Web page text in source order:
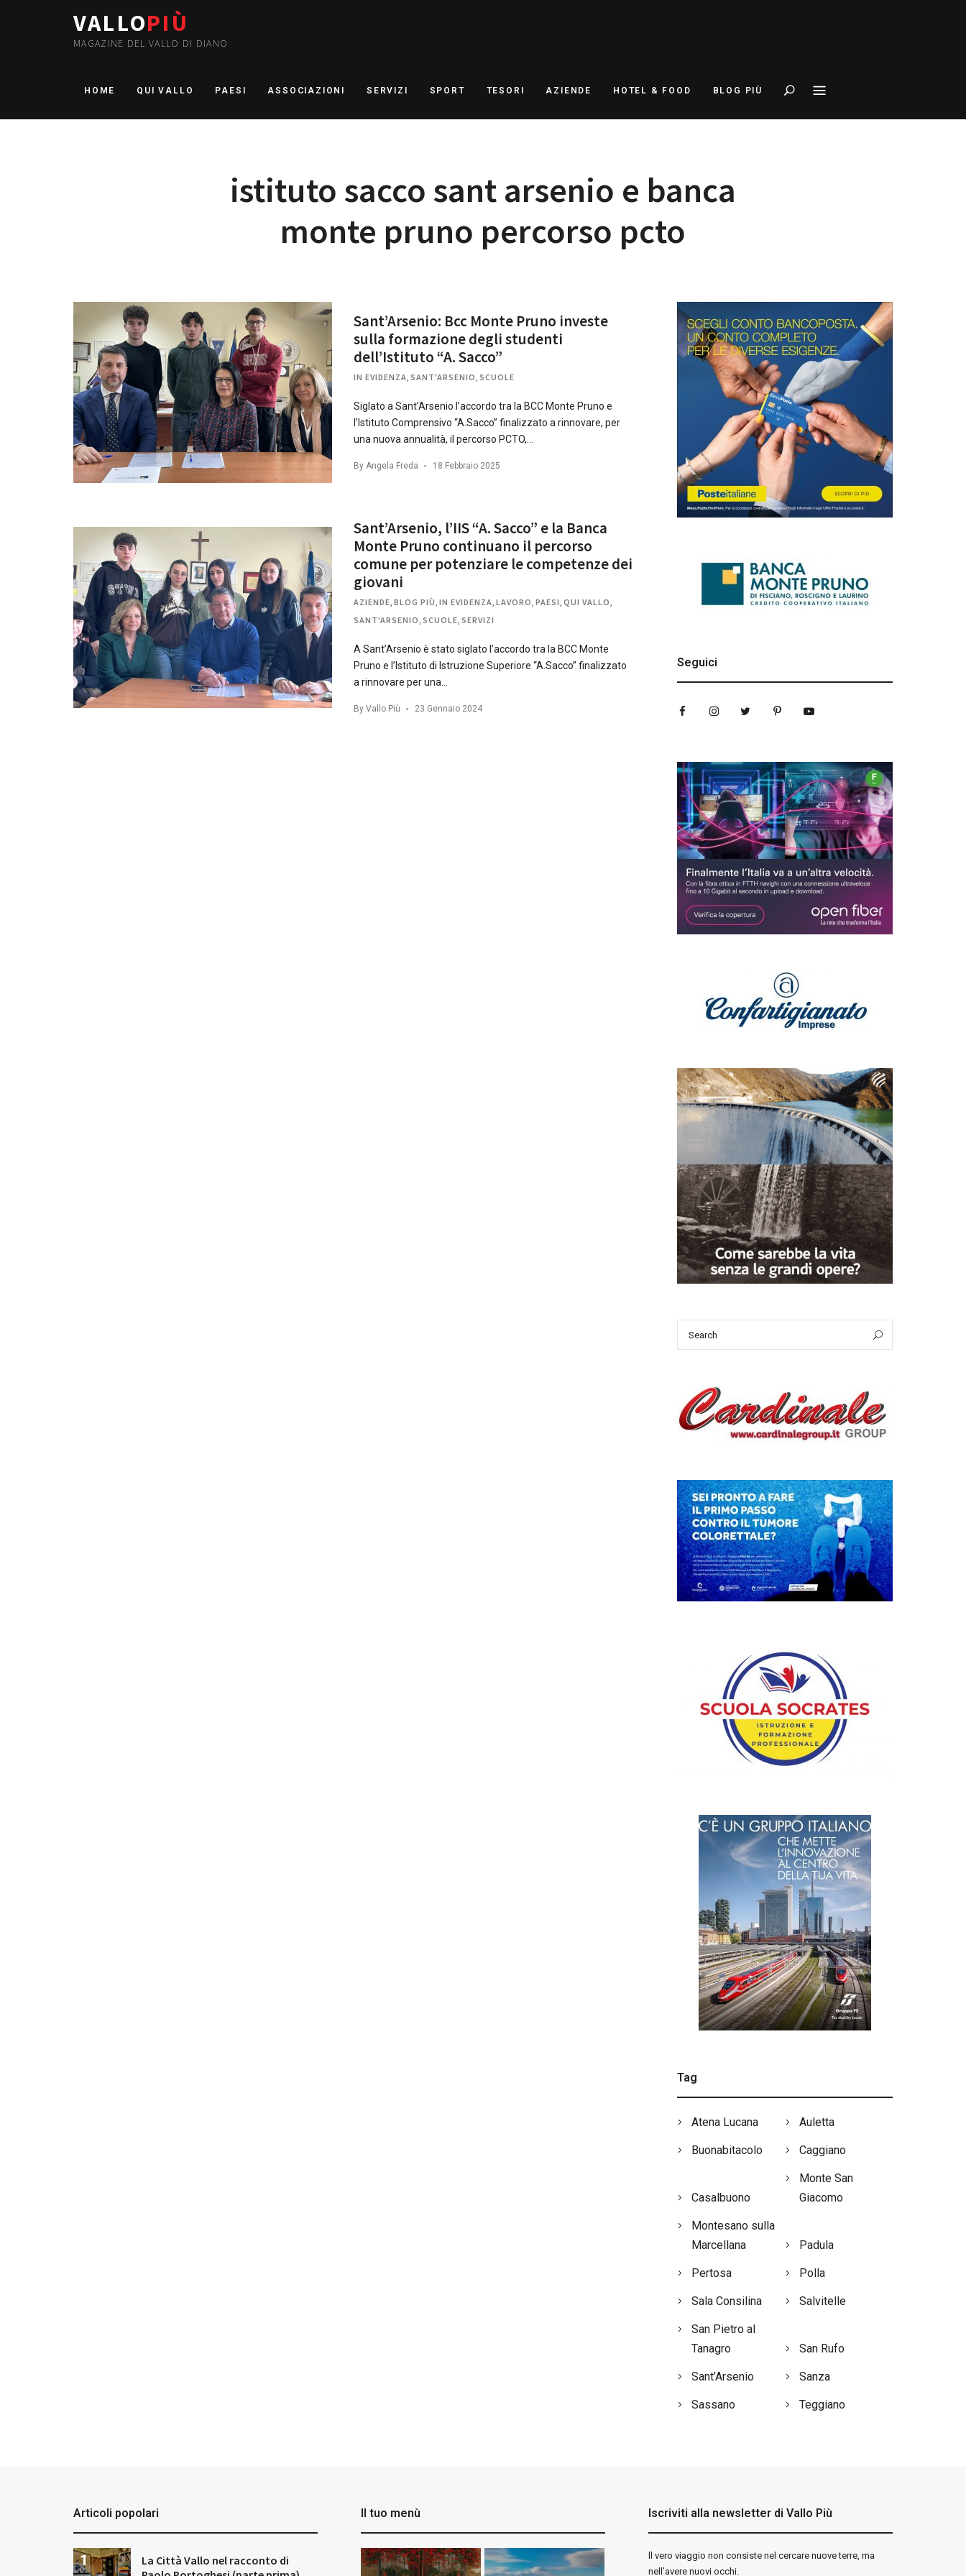
VALLOPIÙ
MAGAZINE DEL VALLO DI DIANO
HOME QUI VALLO PAESI ASSOCIAZIONI SERVIZI SPORT TESORI AZIENDE HOTEL & FOOD BLOG PIÙ Search
istituto sacco sant arsenio e banca
monte pruno percorso pcto
Sant’Arsenio: Bcc Monte Pruno investe
sulla formazione degli studenti
dell’Istituto “A. Sacco”
IN EVIDENZA, SANT'ARSENIO, SCUOLE
Siglato a Sant’Arsenio l’accordo tra la BCC Monte Pruno e
l’Istituto Comprensivo “A.Sacco” finalizzato a rinnovare, per
una nuova annualità, il percorso PCTO,…
By Angela Freda 18 Febbraio 2025
Sant’Arsenio, l’IIS “A. Sacco” e la Banca
Monte Pruno continuano il percorso
comune per potenziare le competenze dei
giovani
AZIENDE, BLOG PIÙ, IN EVIDENZA, LAVORO, PAESI, QUI VALLO,
SANT'ARSENIO, SCUOLE, SERVIZI
A Sant’Arsenio è stato siglato l’accordo tra la BCC Monte
Pruno e l’Istituto di Istruzione Superiore “A.Sacco” finalizzato
a rinnovare per una…
By Vallo Più 23 Gennaio 2024
Seguici
Search
Tag
Atena Lucana Auletta
Buonabitacolo Caggiano
Casalbuono
Monte San
Giacomo
Montesano sulla
Marcellana
Padula
Pertosa Polla
Sala Consilina Salvitelle
San Pietro al
Tanagro
San Rufo
Sant’Arsenio Sanza
Sassano Teggiano
Articoli popolari
La Città Vallo nel racconto di
Il tuo menù Iscriviti alla newsletter di Vallo Più
ll vero viaggio non consiste nel cercare nuove terre, ma
nell’avere nuovi occhi.